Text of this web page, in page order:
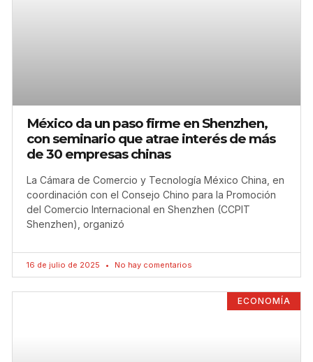
México da un paso firme en Shenzhen,
con seminario que atrae interés de más
de 30 empresas chinas
La Cámara de Comercio y Tecnología México China, en
coordinación con el Consejo Chino para la Promoción
del Comercio Internacional en Shenzhen (CCPIT
Shenzhen), organizó
16 de julio de 2025 No hay comentarios
ECONOMÍA